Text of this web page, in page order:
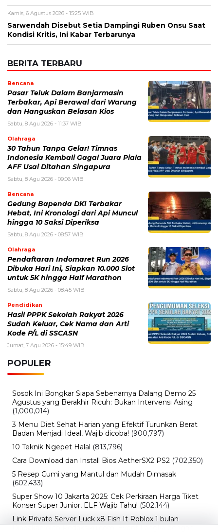
Kamis, 6 Agustus 2026 - 15:25 WIB
Sarwendah Disebut Setia Dampingi Ruben Onsu Saat
Kondisi Kritis, Ini Kabar Terbarunya
BERITA TERBARU
Bencana
Pasar Teluk Dalam Banjarmasin
Terbakar, Api Berawal dari Warung
dan Hanguskan Belasan Kios
Sabtu, 8 Agu 2026 - 11:37 WIB
Olahraga
30 Tahun Tanpa Gelar! Timnas
Indonesia Kembali Gagal Juara Piala
AFF Usai Ditahan Singapura
Sabtu, 8 Agu 2026 - 09:06 WIB
Bencana
Gedung Bapenda DKI Terbakar
Hebat, Ini Kronologi dari Api Muncul
hingga 10 Saksi Diperiksa
Sabtu, 8 Agu 2026 - 08:57 WIB
Olahraga
Pendaftaran Indomaret Run 2026
Dibuka Hari Ini, Siapkan 10.000 Slot
untuk 5K hingga Half Marathon
Sabtu, 8 Agu 2026 - 08:45 WIB
Pendidikan
Hasil PPPK Sekolah Rakyat 2026
Sudah Keluar, Cek Nama dan Arti
Kode P/L di SSCASN
Jumat, 7 Agu 2026 - 15:49 WIB
POPULER
Sosok Ini Bongkar Siapa Sebenarnya Dalang Demo 25
Agustus yang Berakhir Ricuh: Bukan Intervensi Asing
(1,000,014)
3 Menu Diet Sehat Harian yang Efektif Turunkan Berat
Badan Menjadi Ideal, Wajib dicoba! (900,797)
10 Teknik Ngepet Halal (813,796)
Cara Download dan Install Bios AetherSX2 PS2 (702,350)
5 Resep Cumi yang Mantul dan Mudah Dimasak
(602,433)
Super Show 10 Jakarta 2025: Cek Perkiraan Harga Tiket
Konser Super Junior, ELF Wajib Tahu! (502,144)
Link Private Server Luck x8 Fish It Roblox 1 bulan
Diadakan oleh Redaksiku.com: Event Langka dengan